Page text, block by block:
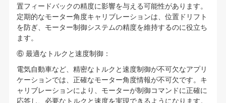
置フィードバックの精度に影響を与える可能性があります。
定期的なモーター角度キャリブレーションは、位置ドリフト
を防ぎ、モーター制御システムの精度を維持するのに役立ち
ます。
⑥ 最適なトルクと速度制御：
電気自動車など、精密なトルクと速度制御が不可欠なアプリ
ケーションでは、正確なモーター角度情報が不可欠です。キ
ャリブレーションにより、モーターが制御コマンドに正確に
応答し、必要なトルクと速度を実現できるようになります。